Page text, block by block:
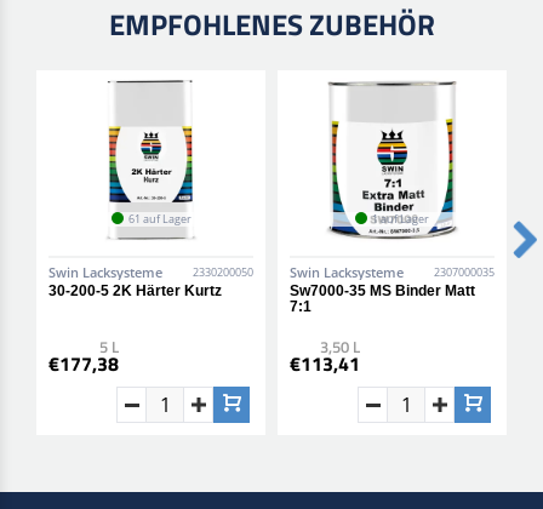
EMPFOHLENES ZUBEHÖR
61 auf Lager
Swin Lacksysteme 2330200050
30-200-5 2K Härter Kurtz
5 L
€177,38
1 auf Lager
Swin Lacksysteme 2307000035
Sw7000-35 MS Binder Matt
7:1
3,50 L
€113,41